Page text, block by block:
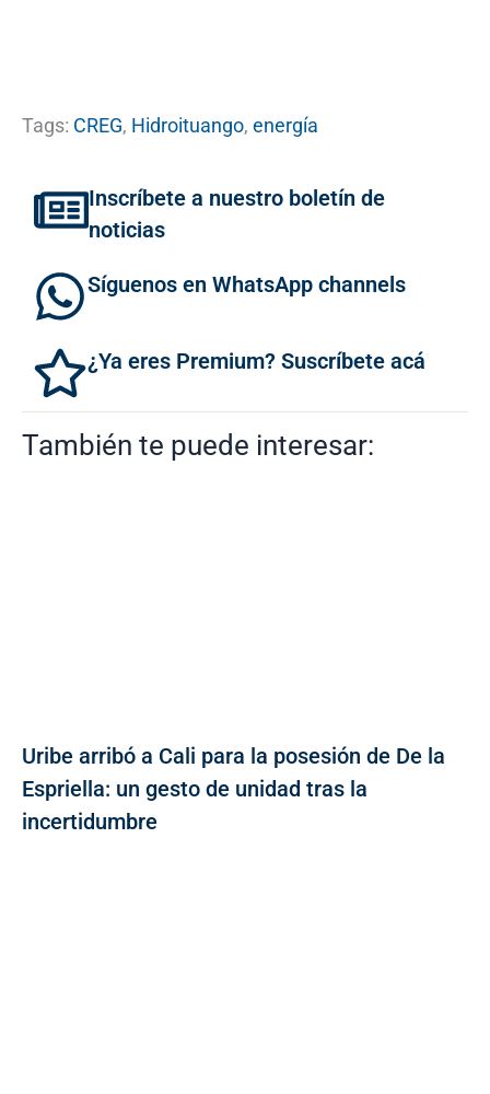
Tags: CREG, Hidroituango, energía
Inscríbete a nuestro boletín de
noticias
Síguenos en WhatsApp channels
¿Ya eres Premium? Suscríbete acá
También te puede interesar:
Uribe arribó a Cali para la posesión de De la
Espriella: un gesto de unidad tras la
incertidumbre